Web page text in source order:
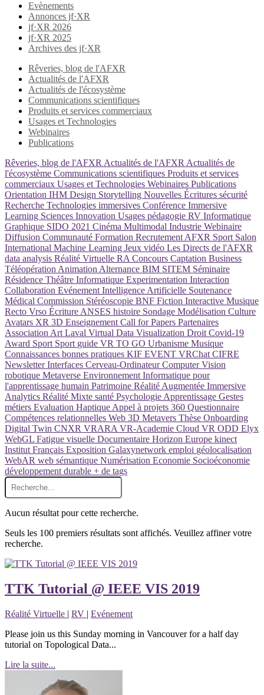
Evènements
Annonces jf·XR
jf·XR 2026
jf·XR 2025
Archives des jf·XR
Rêveries, blog de l'AFXR
Actualités de l'AFXR
Actualités de l'écosystème
Communications scientifiques
Produits et services commerciaux
Usages et Technologies
Webinaires
Publications
Rêveries, blog de l'AFXR Actualités de l'AFXR Actualités de
l'écosystème Communications scientifiques Produits et services
commerciaux Usages et Technologies Webinaires Publications
Orientation IHM Design Storytelling Nouvelles Écritures sécurité
Recherche Technologies immersives Conférence Immersive
Learning Sciences Innovation Usages pédagogie RV Informatique
Graphique SIDO 2021 Cinéma Multimodal Industrie Webinaire
Diffusion Communauté Formation Recrutement AFXR Sport Salon
International Machine Learning Jeux vidéo Les Directs de l'AFXR
data analysis Réalité Virtuelle RA Concours Captation Business
Téléopération Animation Alternance BIM SITEM Séminaire
Résidence Théâtre Informatique Experimentation Interaction
Collaboration Evénement Intelligence Artificielle Soutenance
Médical Commission Stéréoscopie BNF Fiction Interactive Musique
Recto Vrso Écriture ANSES histoire Sondage Modélisation Culture
Avatars XR 3D Enseignement Call for Papers Partenaires
Association Art Laval Virtual Data Visualization Droit Covid-19
Award Sport Sport guide VR TO GO Urbanisme Musique
Connaissances bonnes pratiques KIF EVENT VRChat CIFRE
NewsletterInterfaces Cerveau-OrdinateurComputer Vision
robotique Metaverse Environnement Informatique pour
l'apprentissage humain Patrimoine Réalité Augmentée Immersive
Analytics Réalité Mixte santé Psychologie Apprentissage Gestes
métiers Evaluation Haptique Appel à projets 360 Questionnaire
Compétences relationnelles Web 3D Metavers Thèse Onboarding
Digital Twin CNXR VRARA VR-Academie Cloud VR ODD Elyx
WebGL Fatigue visuelle Documentaire Horizon Europe kinect
Institut Français Exposition Galaxynetwork emploi géolocalisation
WebAR web sémantique Numérisation Economie Socioéconomie
développement durable + de tags
Aucun résultat pour cette recherche.
Seuls les 100 premiers résultats sont affichés. Veuillez affiner votre
recherche.
TTK Tutorial @ IEEE VIS 2019
Réalité Virtuelle | RV | Evénement
Please join us this Sunday morning in Vancouver for a half day
tutorial on Topological Data...
Lire la suite...